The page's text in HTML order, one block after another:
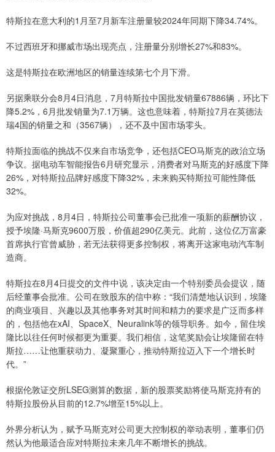
特斯拉在意大利的1月至7月新车注册量较2024年同期下降34.74%。
不过西班牙和挪威市场出现亮点，注册量分别增长27%和83%。
这是特斯拉在欧洲地区的销量连续第七个月下滑。
另据乘联分会8月4日消息，7月特斯拉中国批发销量67886辆，环比下
降5.2%，6月批发销量为7.1万辆。这也意味着，特斯拉7月在英德法
瑞4国的销量之和（3567辆），还不及中国市场零头。
特斯拉面临的挑战不仅来自市场竞争，还包括CEO马斯克的政治立场
争议。据电动车智能报告6月研究显示，消费者对马斯克的好感度下降
26%，对特斯拉品牌好感度下降32%，未来购买特斯拉可能性降低
32%。
为应对挑战，8月4日，特斯拉公司董事会已批准一项新的薪酬协议，
授予埃隆·马斯克9600万股，价值超290亿美元。此前，这位亿万富豪
首席执行官曾威胁，若无法获得更多控制权，将离开这家电动汽车制
造商。
特斯拉在8月4日提交的文件中说，该决定由一个特别委员会提议，随
后经董事会批准。公司在致股东的信中称：“我们清楚地认识到，埃隆
的商业项目、兴趣以及其他事务对其时间和精力的要求是广泛而多样
的，包括他在xAI、SpaceX、Neuralink等的领导职务。如今，留住埃
隆比以往任何时候都更为重要。我们相信，这笔奖励会让埃隆留在特
斯拉……让他重获动力、凝聚重心，推动特斯拉迈入下一个增长时
代。”
根据伦敦证交所LSEG测算的数据，新的股票奖励将使马斯克持有的
特斯拉股份从目前的12.7%增至15%以上。
外界分析认为，赋予马斯克对公司更大控制权的举动表明，董事们仍
然认为他最适合应对特斯拉未来几年不断增长的挑战。